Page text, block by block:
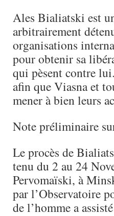
Ales Bialiatski est
arbitrairement
organisations
pour obtenir sa
qui pèsent contre
afin que Viasna et
mener à bien leurs
Note préliminaire
Le procès de
tenu du 2 au 24
Pervomaïski, à
par l’Observatoire
de l’homme a